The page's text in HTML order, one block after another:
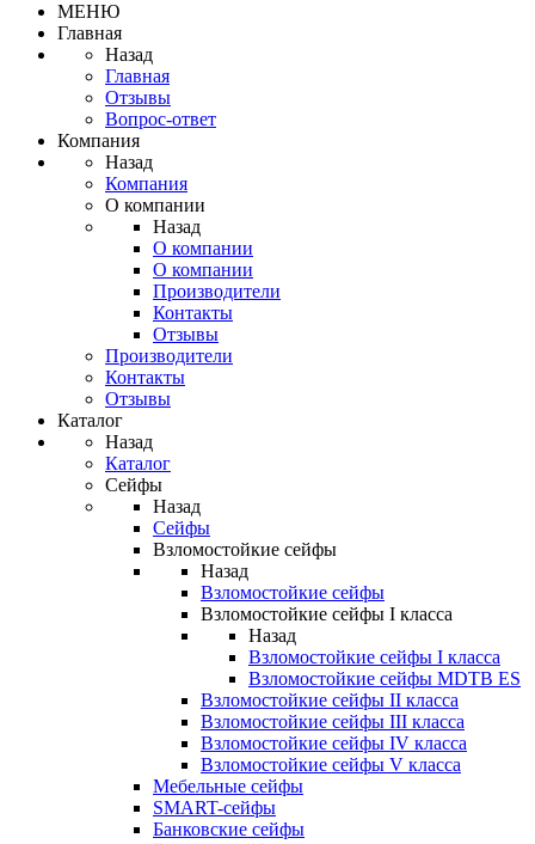
МЕНЮ
Главная
Назад
Главная
Отзывы
Вопрос-ответ
Компания
Назад
Компания
О компании
Назад
О компании
О компании
Производители
Контакты
Отзывы
Производители
Контакты
Отзывы
Каталог
Назад
Каталог
Сейфы
Назад
Сейфы
Взломостойкие сейфы
Назад
Взломостойкие сейфы
Взломостойкие сейфы I класса
Назад
Взломостойкие сейфы I класса
Взломостойкие сейфы MDTB ES
Взломостойкие сейфы II класса
Взломостойкие сейфы III класса
Взломостойкие сейфы IV класса
Взломостойкие сейфы V класса
Мебельные сейфы
SMART-сейфы
Банковские сейфы